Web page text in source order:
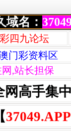
域名：
四九论坛
门彩资料区
,站长担保
高手集
37049.APP